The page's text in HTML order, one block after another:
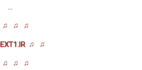
…
♫ ♫ ♫
♫ ♫
♫ ♫ ♫